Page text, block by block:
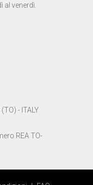
al venerdì.
- ITALY
REA TO-